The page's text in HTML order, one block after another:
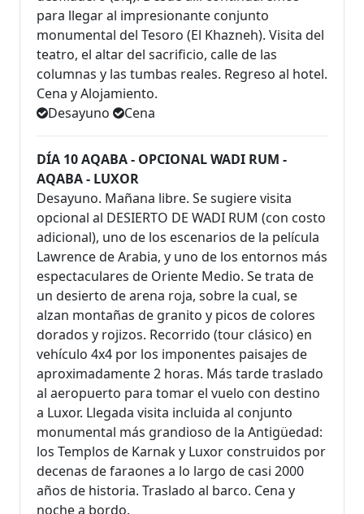
para llegar al impresionante conjunto
monumental del Tesoro (El Khazneh). Visita del
teatro, el altar del sacrificio, calle de las
columnas y las tumbas reales. Regreso al hotel.
Cena y Alojamiento.
Desayuno
Cena
DÍA 10 AQABA - OPCIONAL WADI RUM -
AQABA - LUXOR
Desayuno. Mañana libre. Se sugiere visita
opcional al DESIERTO DE WADI RUM (con costo
adicional), uno de los escenarios de la película
Lawrence de Arabia, y uno de los entornos más
espectaculares de Oriente Medio. Se trata de
un desierto de arena roja, sobre la cual, se
alzan montañas de granito y picos de colores
dorados y rojizos. Recorrido (tour clásico) en
vehículo 4x4 por los imponentes paisajes de
aproximadamente 2 horas. Más tarde traslado
al aeropuerto para tomar el vuelo con destino
a Luxor. Llegada visita incluida al conjunto
monumental más grandioso de la Antigüedad:
los Templos de Karnak y Luxor construidos por
decenas de faraones a lo largo de casi 2000
años de historia. Traslado al barco. Cena y
noche a bordo.